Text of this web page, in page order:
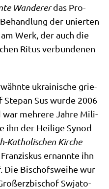
Wan­de­rerdas Pro­
der unier­ten
Werk, der auch die
Ritus ver­bun­de­nen
ukrai­ni­sche grie­
Ste­pan Sus wur­de 2006
war meh­re­re Jah­re Mili­
ihn der Hei­li­ge Syn­od
Katho­li­schen Kir­che
ernann­te ihn
Die Bischofs­wei­he wur­
Swja­to­